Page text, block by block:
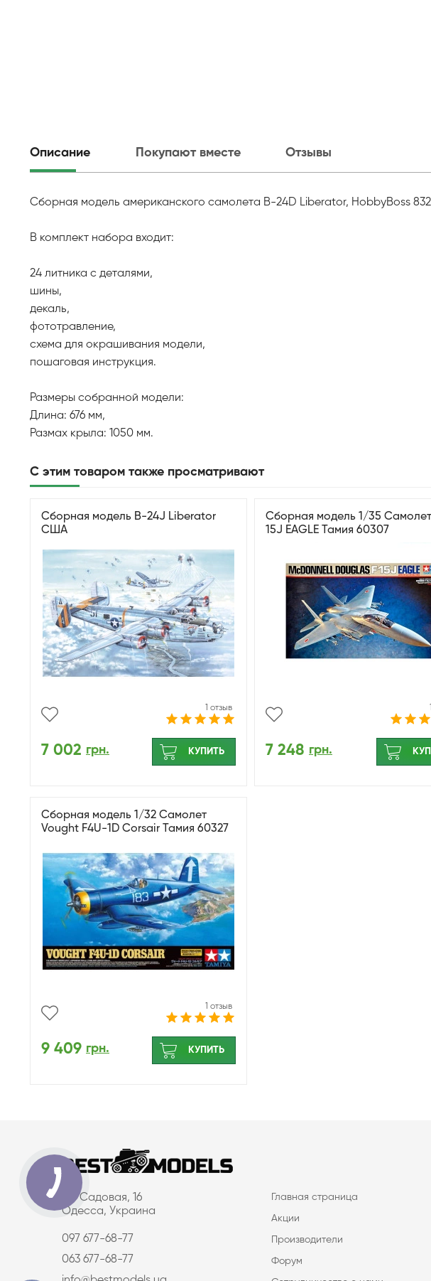
Описание Покупают вместе Отзывы
Сборная модель американского самолета B-24D Liberator, HobbyBoss
В комплект набора входит:
24 литника с деталями,
шины,
декаль,
фототравление,
схема для окрашивания модели,
пошаговая инструкция.
Размеры собранной модели:
Длина: 676 мм,
Размах крыла: 1050 мм.
С этим товаром также просматривают
Сборная модель B-24J Liberator
США
1 отзыв
7 002 грн. КУПИТЬ
Сборная модель 1/35
15J EAGLE Тамия 60307
7 248 грн.
Сборная модель 1/32 Самолет
Vought F4U-1D Corsair Тамия 60327
1 отзыв
9 409 грн. КУПИТЬ
ул. Садовая, 16
Одесса, Украина
097 677-68-77
063 677-68-77
Главная страница
Акции
Производители
Форум